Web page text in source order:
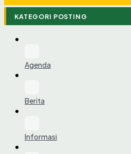
KATEGORI POSTING
Agenda
Berita
Informasi